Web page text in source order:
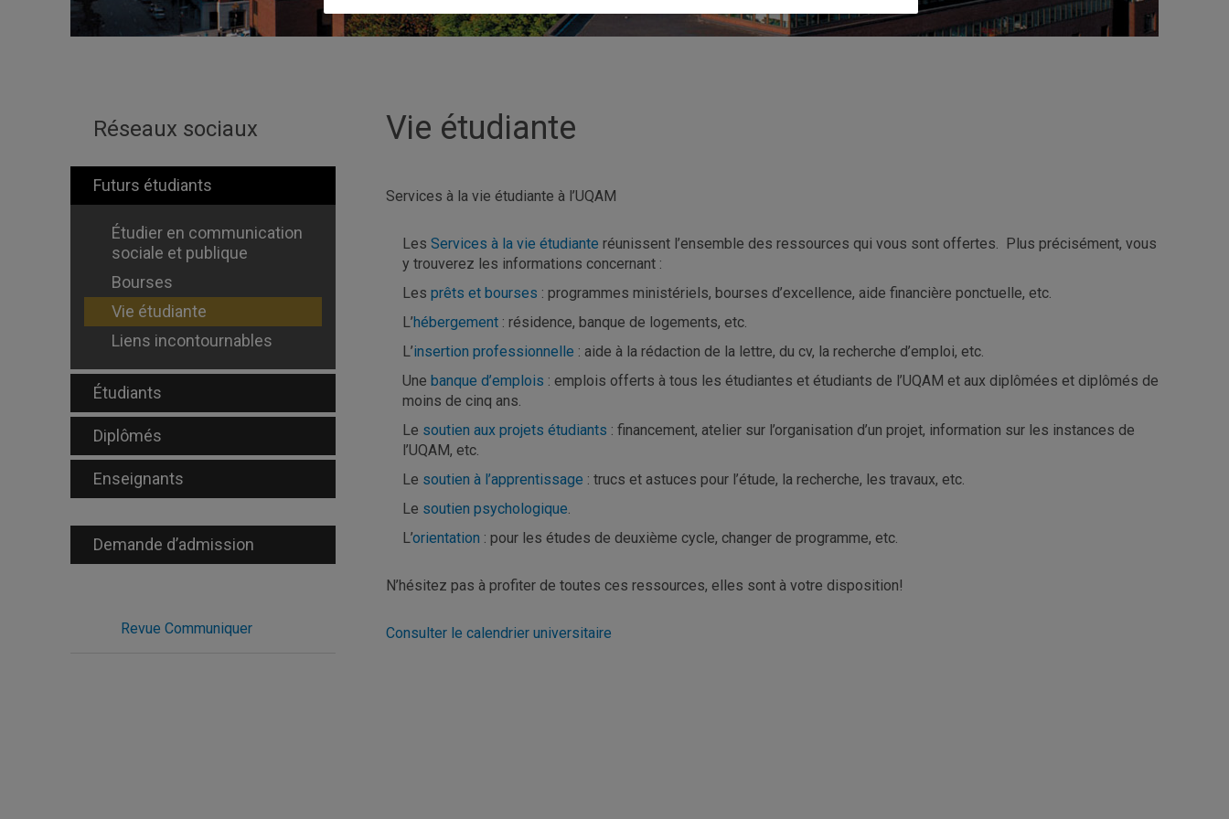
Réseaux sociaux
Futurs étudiants
Étudier en communication
sociale et publique
Bourses
Vie étudiante
Liens incontournables
Étudiants
Diplômés
Enseignants
Demande d’admission
Revue Communiquer
Vie étudiante
Services à la vie étudiante à l’UQAM
Les Services à la vie étudiante réunissent l’ensemble des ressources qui vous sont offertes. Plus précisément, vous
y trouverez les informations concernant :
Les prêts et bourses : programmes ministériels, bourses d’excellence, aide financière ponctuelle, etc.
L’hébergement : résidence, banque de logements, etc.
L’insertion professionnelle : aide à la rédaction de la lettre, du cv, la recherche d’emploi, etc.
Une banque d’emplois : emplois offerts à tous les étudiantes et étudiants de l’UQAM et aux diplômées et diplômés de
moins de cinq ans.
Le soutien aux projets étudiants : financement, atelier sur l’organisation d’un projet, information sur les instances de
l’UQAM, etc.
Le soutien à l’apprentissage : trucs et astuces pour l’étude, la recherche, les travaux, etc.
Le soutien psychologique.
L’orientation : pour les études de deuxième cycle, changer de programme, etc.
N’hésitez pas à profiter de toutes ces ressources, elles sont à votre disposition!
Consulter le calendrier universitaire